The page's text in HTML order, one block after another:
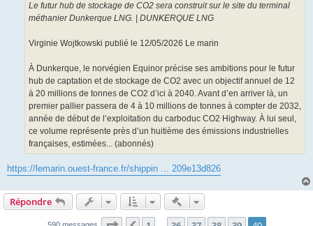
Le futur hub de stockage de CO2 sera construit sur le site du terminal
méthanier Dunkerque LNG. | DUNKERQUE LNG
Virginie Wojtkowski publié le 12/05/2026 Le marin
À Dunkerque, le norvégien Equinor précise ses ambitions pour le futur
hub de captation et de stockage de CO2 avec un objectif annuel de 12
à 20 millions de tonnes de CO2 d’ici à 2040. Avant d’en arriver là, un
premier pallier passera de 4 à 10 millions de tonnes à compter de 2032,
année de début de l’exploitation du carboduc CO2 Highway. À lui seul,
ce volume représente près d’un huitième des émissions industrielles
françaises, estimées... (abonnés)
https://lemarin.ouest-france.fr/shippin ... 209e13d826
Répondre Actions rapides de